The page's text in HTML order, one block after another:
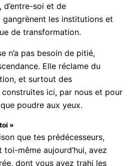
cap vers l’objectif
politique, sociale et
aveu clair de l’échec des
jusqu’ici. Il faut
du projet collectif,
de formation
lucidité les besoins du
locales, et surtout
clientélisme, d’entre-soi
qui gangrènent les
dynamique de